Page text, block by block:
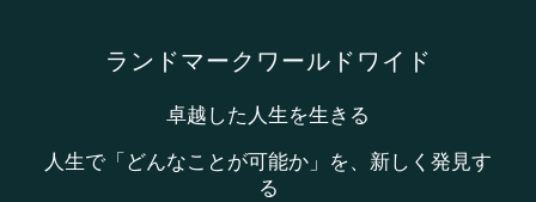
ランドマークワールドワイド
卓越した人生を生きる
人生で「どんなことが可能か」を、新しく発見す
る